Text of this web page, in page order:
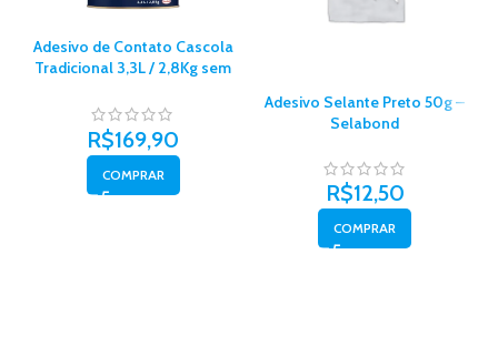
Adesivo de Contato Cascola
Tradicional 3,3L / 2,8Kg sem
R$169,90
COMPRAR
Adesivo Selante Preto 50g –
Selabond
R$12,50
COMPRAR